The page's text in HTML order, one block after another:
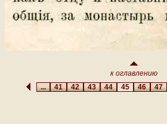
к оглавлению
...41424344 45 4647